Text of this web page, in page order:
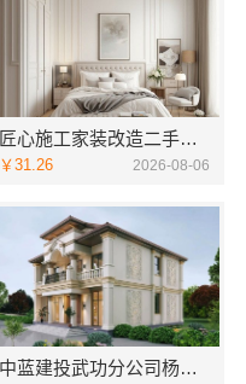
匠心施工家装改造二手房改造 宁波雅美和居建材科技有限公司
￥31.26 2026-08-06
中蓝建投武功分公司杨凌全包装修品牌